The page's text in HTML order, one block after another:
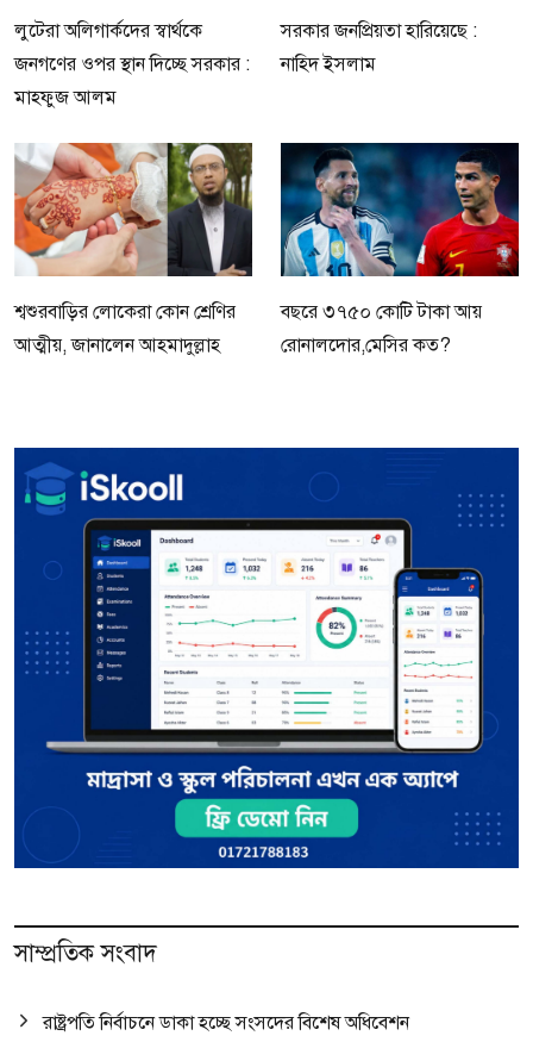
লুটেরা অলিগার্কদের স্বার্থকে
জনগণের ওপর স্থান দিচ্ছে সরকার :
মাহফুজ আলম
সরকার জনপ্রিয়তা হারিয়েছে :
নাহিদ ইসলাম
শ্বশুরবাড়ির লোকেরা কোন শ্রেণির
আত্মীয়, জানালেন আহমাদুল্লাহ
বছরে ৩৭৫০ কোটি টাকা আয়
রোনালদোর,মেসির কত?
সাম্প্রতিক সংবাদ
রাষ্ট্রপতি নির্বাচনে ডাকা হচ্ছে সংসদের বিশেষ অধিবেশন